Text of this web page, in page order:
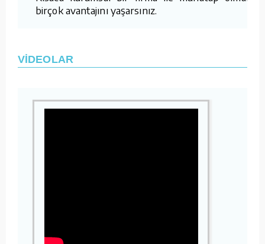
birçok avantajını yaşarsınız.
VİDEOLAR